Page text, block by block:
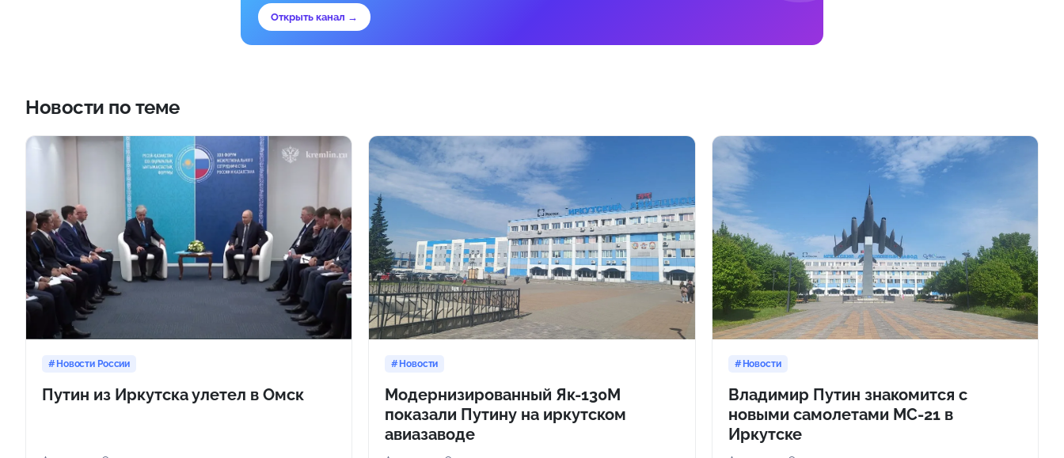
Открыть канал →
Новости по теме
Новости России
Путин из Иркутска улетел в Омск
Новости
Модернизированный Як-130М
показали Путину на иркутском
авиазаводе
Новости
Владимир Путин знакомится с
новыми самолетами МС-21 в
Иркутске